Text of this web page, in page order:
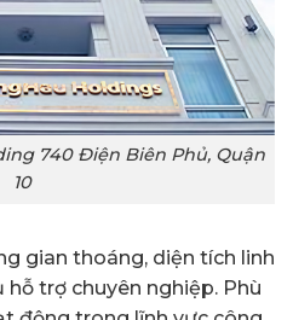
740 Điện Biên Phủ, Quận
10
gian thoáng, diện tích linh
hỗ trợ chuyên nghiệp. Phù